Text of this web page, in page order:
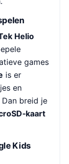
Helio
games
is er
en
breid je
Kids